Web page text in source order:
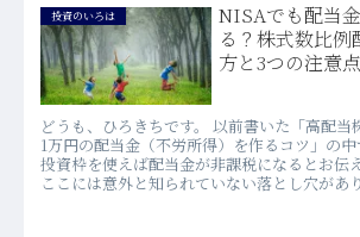
投資のいろは
NISAでも配当
る？株式数比例
方と3つの注意点
どうも、ひろきちです。 以前書いた「高配当
1万円の配当金（不労所得）を作るコツ」の
投資枠を使えば配当金が非課税になるとお伝
ここには意外と知られていない落とし穴があ